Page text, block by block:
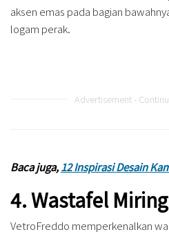
aksen emas pada bagian
logam perak.
Advertisement -
Baca juga,12 Inspirasi Desain
4. Wastafel Miring
VetroFreddo memperkenalkan